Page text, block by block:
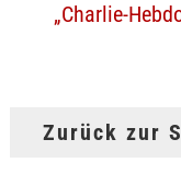
„Charlie-
Zurück zur